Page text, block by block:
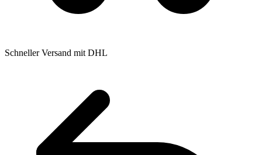
Schneller Versand mit DHL